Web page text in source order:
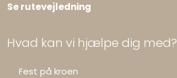
Se rutevejledning
Hvad kan vi hjælpe dig med?
Fest på kroen